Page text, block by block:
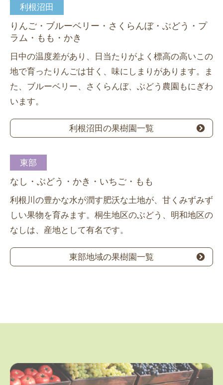
利根沼田
りんご・ブルーベリー・さくらんぼ・ぶどう・プ
ラム・もも・かき
日中の温度差があり、日当たりがよく標高の高いこの
地で育ったりんごは甘く、味にしまりがあります。ま
た、ブルーベリー、さくらんぼ、ぶどう農園もにぎわ
います。
利根沼田の果樹園一覧
東部
なし・ぶどう・かき・いちご・もも
利根川の豊かな水が潤す肥沃な土地が、甘くみずみず
しい果物を育みます。桐生地区のぶどう、明和地区の
なしは、産地として有名です。
東部地域の果樹園一覧